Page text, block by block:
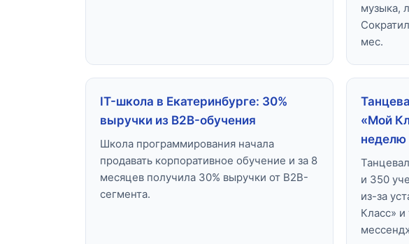
музыка,
мес.
IT-школа в Екатеринбурге: 30%
выручки из B2B-обучения
Школа программирования начала
продавать корпоративное обучение и за 8
месяцев получила 30% выручки от B2B-
сегмента.
«Мой
неделю
и 350
из-за
Класс»